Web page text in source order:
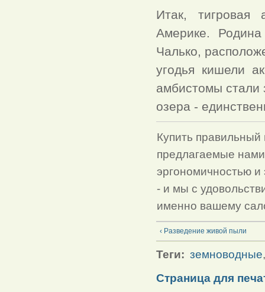
Итак, тигровая
Америке.
Чалько,
угодья кишели
амбистомы стали
озера -
Купить
предлагаемые
эргономичностью и
- и мы с
именно вашему
‹ Разведение живой пыли
Теги: земноводные
Страница для